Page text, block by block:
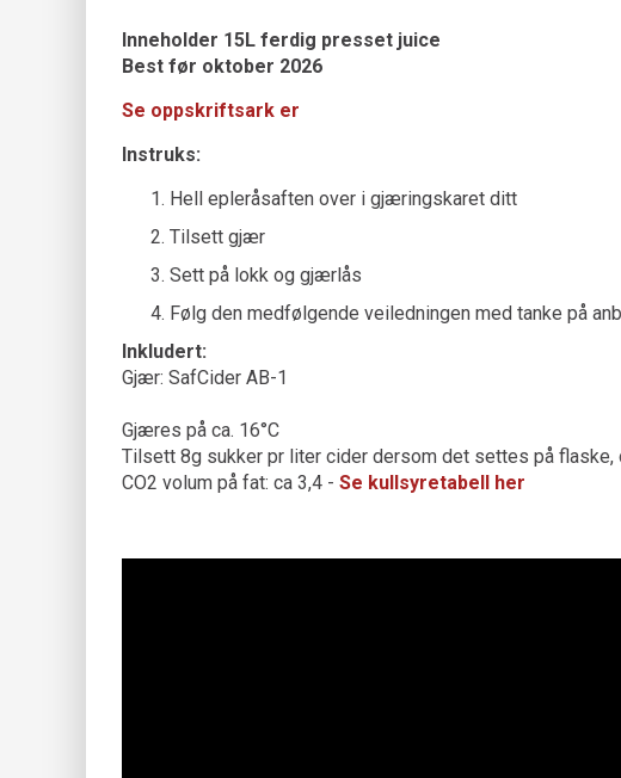
Inneholder 15L ferdig presset juice
Best før oktober 2026
Se oppskriftsark er
Instruks:
Hell epleråsaften over i gjæringskaret ditt
Tilsett gjær
Sett på lokk og gjærlås
Følg den medfølgende veiledningen med tanke på
Inkludert:
Gjær: SafCider AB-1
Gjæres på ca. 16°C
Tilsett 8g sukker pr liter cider dersom det settes på
CO2 volum på fat: ca 3,4 - Se kullsyretabell her